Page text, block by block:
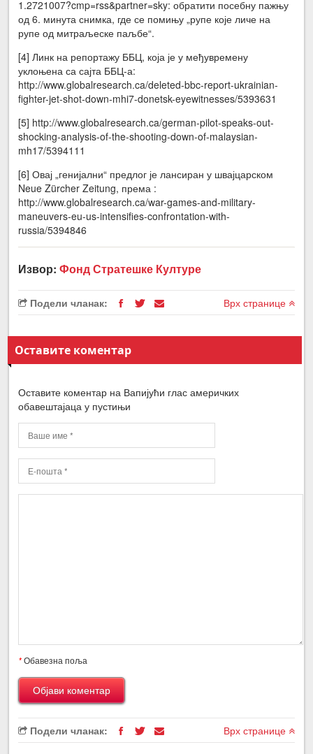
1.2721007?cmp=rss&partner=sky: обратити посебну пажњу
од 6. минута снимка, где се помињу „рупе које личе на
рупе од митраљеске паљбе“.
[4] Линк на репортажу ББЦ, која је у међувремену
уклоњена са сајта ББЦ-а:
http://www.globalresearch.ca/deleted-bbc-report-ukrainian-
fighter-jet-shot-down-mhi7-donetsk-eyewitnesses/5393631
[5] http://www.globalresearch.ca/german-pilot-speaks-out-
shocking-analysis-of-the-shooting-down-of-malaysian-
mh17/5394111
[6] Овај „генијални“ предлог је лансиран у швајцарском
Neue Zürcher Zeitung, према :
http://www.globalresearch.ca/war-games-and-military-
maneuvers-eu-us-intensifies-confrontation-with-
russia/5394846
Извор:Фонд Стратешке Културе
Подели чланак: Врх странице
Оставите коментар
Оставите коментар на Вапијући глас америчких
обавештајаца у пустињи
*Обавезна поља
Подели чланак: Врх странице